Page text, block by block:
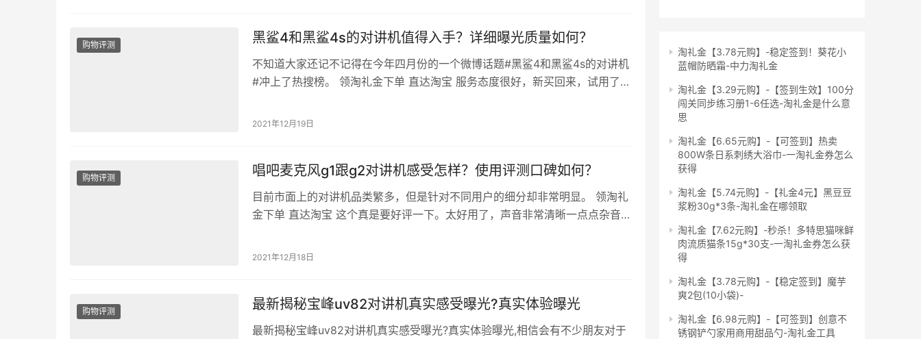
外都听的清…
购物评测 黑鲨4和黑鲨4s的对讲机值得入手？详细曝光质量如何？
不知道大家还记不记得在今年四月份的一个微博话题#黑鲨4和黑鲨4s的对讲机
#冲上了热搜榜。 领淘礼金下单 直达淘宝 服务态度很好，新买回来，试用了一
歺厅用的，买了好多次，音质很好，小巧玲珑，用起来特别方便，以后有需要
2021年12月19日
购物评测 唱吧麦克风g1跟g2对讲机感受怎样？使用评测口碑如何？
目前市面上的对讲机品类繁多，但是针对不同用户的细分却非常明显。 领淘礼
金下单 直达淘宝 这个真是要好评一下。太好用了，声音非常清晰一点点杂音都
定。这下办公室的人方便多了不用跑上跑下可以直接对话。对讲范围：10多米
2021年12月18日
购物评测 最新揭秘宝峰uv82对讲机真实感受曝光?真实体验曝光
最新揭秘宝峰uv82对讲机真实感受曝光?真实体验曝光,相信会有不少朋友对于
淘礼金【3.78元购】-稳定签到！葵花小
蓝帽防晒霜-中力淘礼金
淘礼金【3.29元购】-【签到生效】100分
闯关同步练习册1-6任选-淘礼金是什么意
思
淘礼金【6.65元购】-【可签到】热卖
800W条日系刺绣大浴巾-一淘礼金券怎么
获得
淘礼金【5.74元购】-【礼金4元】黑豆豆
浆粉30g*3条-淘礼金在哪领取
淘礼金【7.62元购】-秒杀！多特思猫咪鲜
肉流质猫条15g*30支-一淘礼金券怎么获
得
淘礼金【3.78元购】-【稳定签到】魔芋
爽2包(10小袋)-
淘礼金【6.98元购】-【可签到】创意不
锈钢铲勺家用商用甜品勺-淘礼金工具